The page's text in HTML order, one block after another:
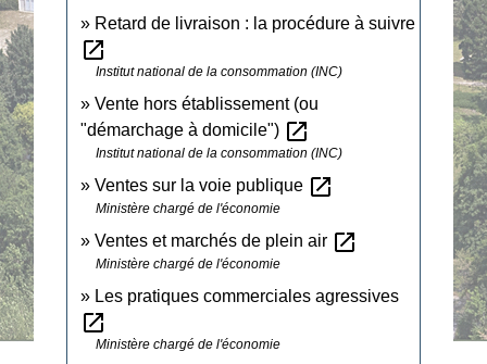
Retard de livraison : la procédure à suivre
open_in_new
Institut national de la consommation (INC)
Vente hors établissement (ou
"démarchage à domicile") open_in_new
Institut national de la consommation (INC)
Ventes sur la voie publique open_in_new
Ministère chargé de l'économie
Ventes et marchés de plein air open_in_new
Ministère chargé de l'économie
Les pratiques commerciales agressives
open_in_new
Ministère chargé de l'économie